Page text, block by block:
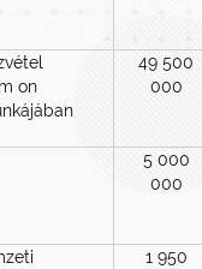
on
49 500
000
5 000
000
1 950